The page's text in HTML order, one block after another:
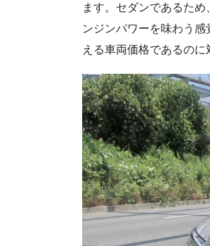
ます。セダンであるた
ンジンパワーを味わう
える車両価格であるの